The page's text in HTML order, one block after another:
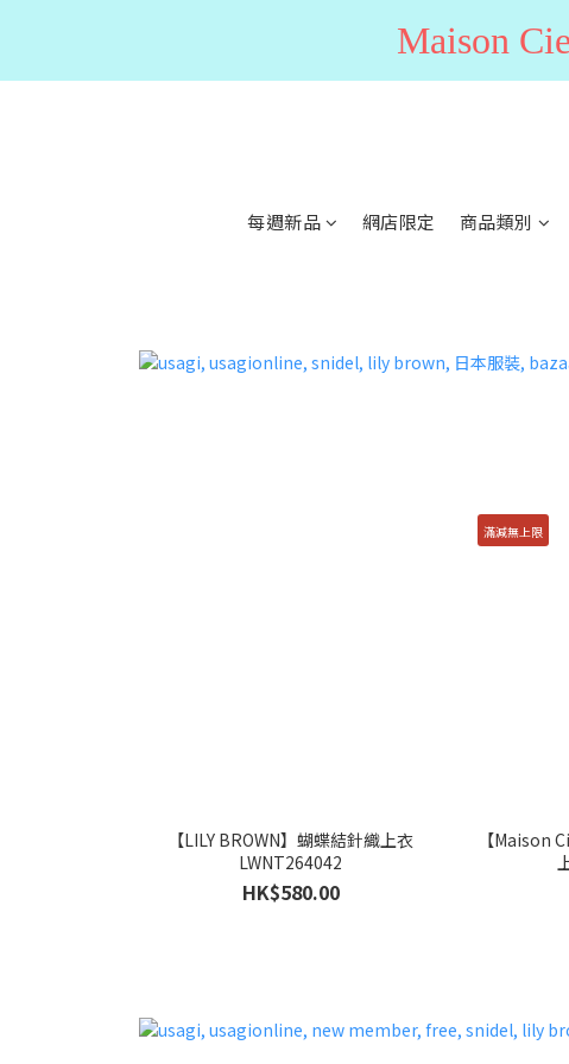
每週新品 網店限定 商品類別
【LILY BROWN】蝴蝶結針織上衣
LWNT264042
HK$580.00
滿減無上限
【Maison
Maison